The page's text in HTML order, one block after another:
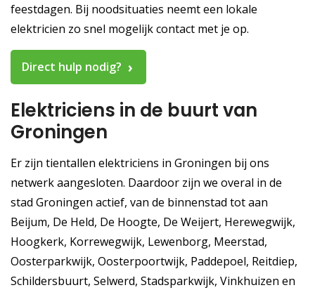
feestdagen. Bij noodsituaties neemt een lokale
elektricien zo snel mogelijk contact met je op.
Direct hulp nodig?
Elektriciens in de buurt van
Groningen
Er zijn tientallen elektriciens in Groningen bij ons
netwerk aangesloten. Daardoor zijn we overal in de
stad Groningen actief, van de binnenstad tot aan
Beijum, De Held, De Hoogte, De Weijert, Herewegwijk,
Hoogkerk, Korrewegwijk, Lewenborg, Meerstad,
Oosterparkwijk, Oosterpoortwijk, Paddepoel, Reitdiep,
Schildersbuurt, Selwerd, Stadsparkwijk, Vinkhuizen en